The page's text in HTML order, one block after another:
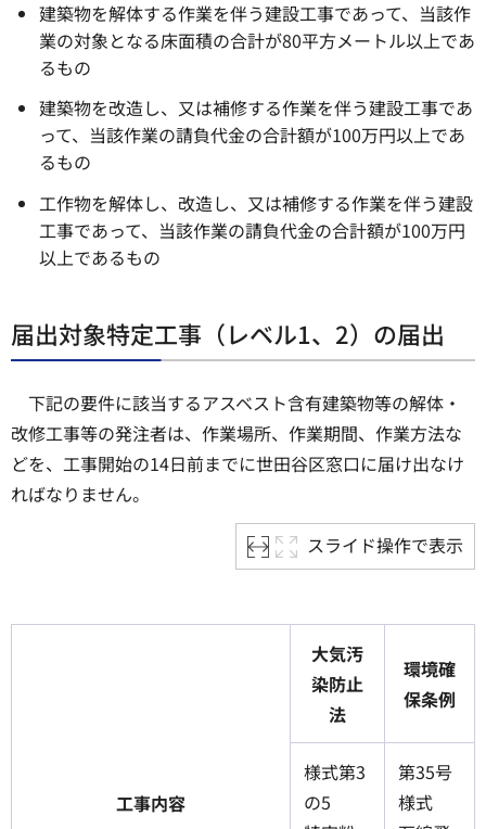
建築物を解体する作業を伴う建設工事であって、当該作
業の対象となる床面積の合計が80平方メートル以上であ
るもの
建築物を改造し、又は補修する作業を伴う建設工事であ
って、当該作業の請負代金の合計額が100万円以上であ
るもの
工作物を解体し、改造し、又は補修する作業を伴う建設
工事であって、当該作業の請負代金の合計額が100万円
以上であるもの
届出対象特定工事（レベル1、2）の届出
下記の要件に該当するアスベスト含有建築物等の解体・
改修工事等の発注者は、作業場所、作業期間、作業方法な
どを、工事開始の14日前までに世田谷区窓口に届け出なけ
ればなりません。
スライド操作で表示
工事内容
大気汚
染防止
法
環境確
保条例
様式第3
の5
第35号
様式